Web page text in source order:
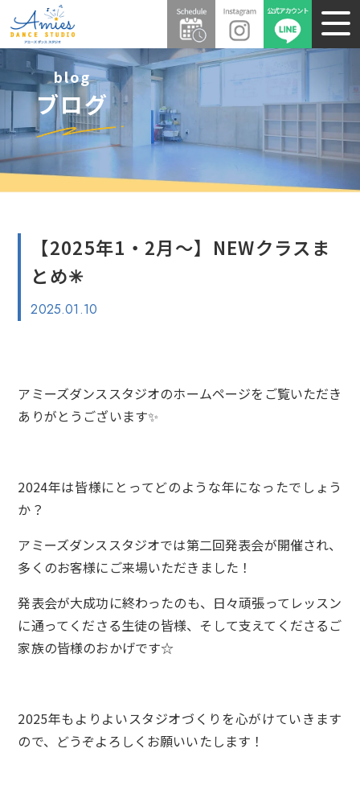
blog
ブログ
【2025年1・2月〜】NEWクラスま
とめ✳︎
2025.01.10
アミーズダンススタジオのホームページをご覧いただき
ありがとうございます✨
2024年は皆様にとってどのような年になったでしょう
か？
アミーズダンススタジオでは第二回発表会が開催され、
多くのお客様にご来場いただきました！
発表会が大成功に終わったのも、日々頑張ってレッスン
に通ってくださる生徒の皆様、そして支えてくださるご
家族の皆様のおかげです☆
2025年もよりよいスタジオづくりを心がけていきます
ので、どうぞよろしくお願いいたします！